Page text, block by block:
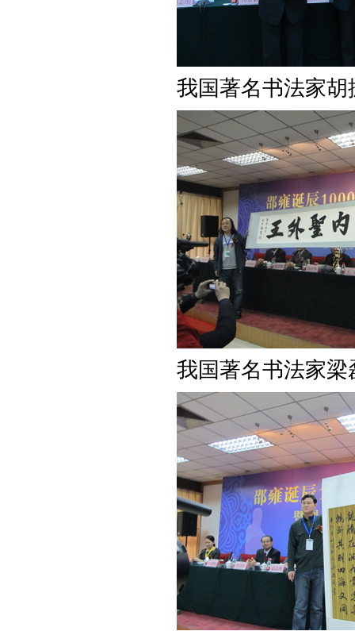
我国著名书法家
我国著名书法家